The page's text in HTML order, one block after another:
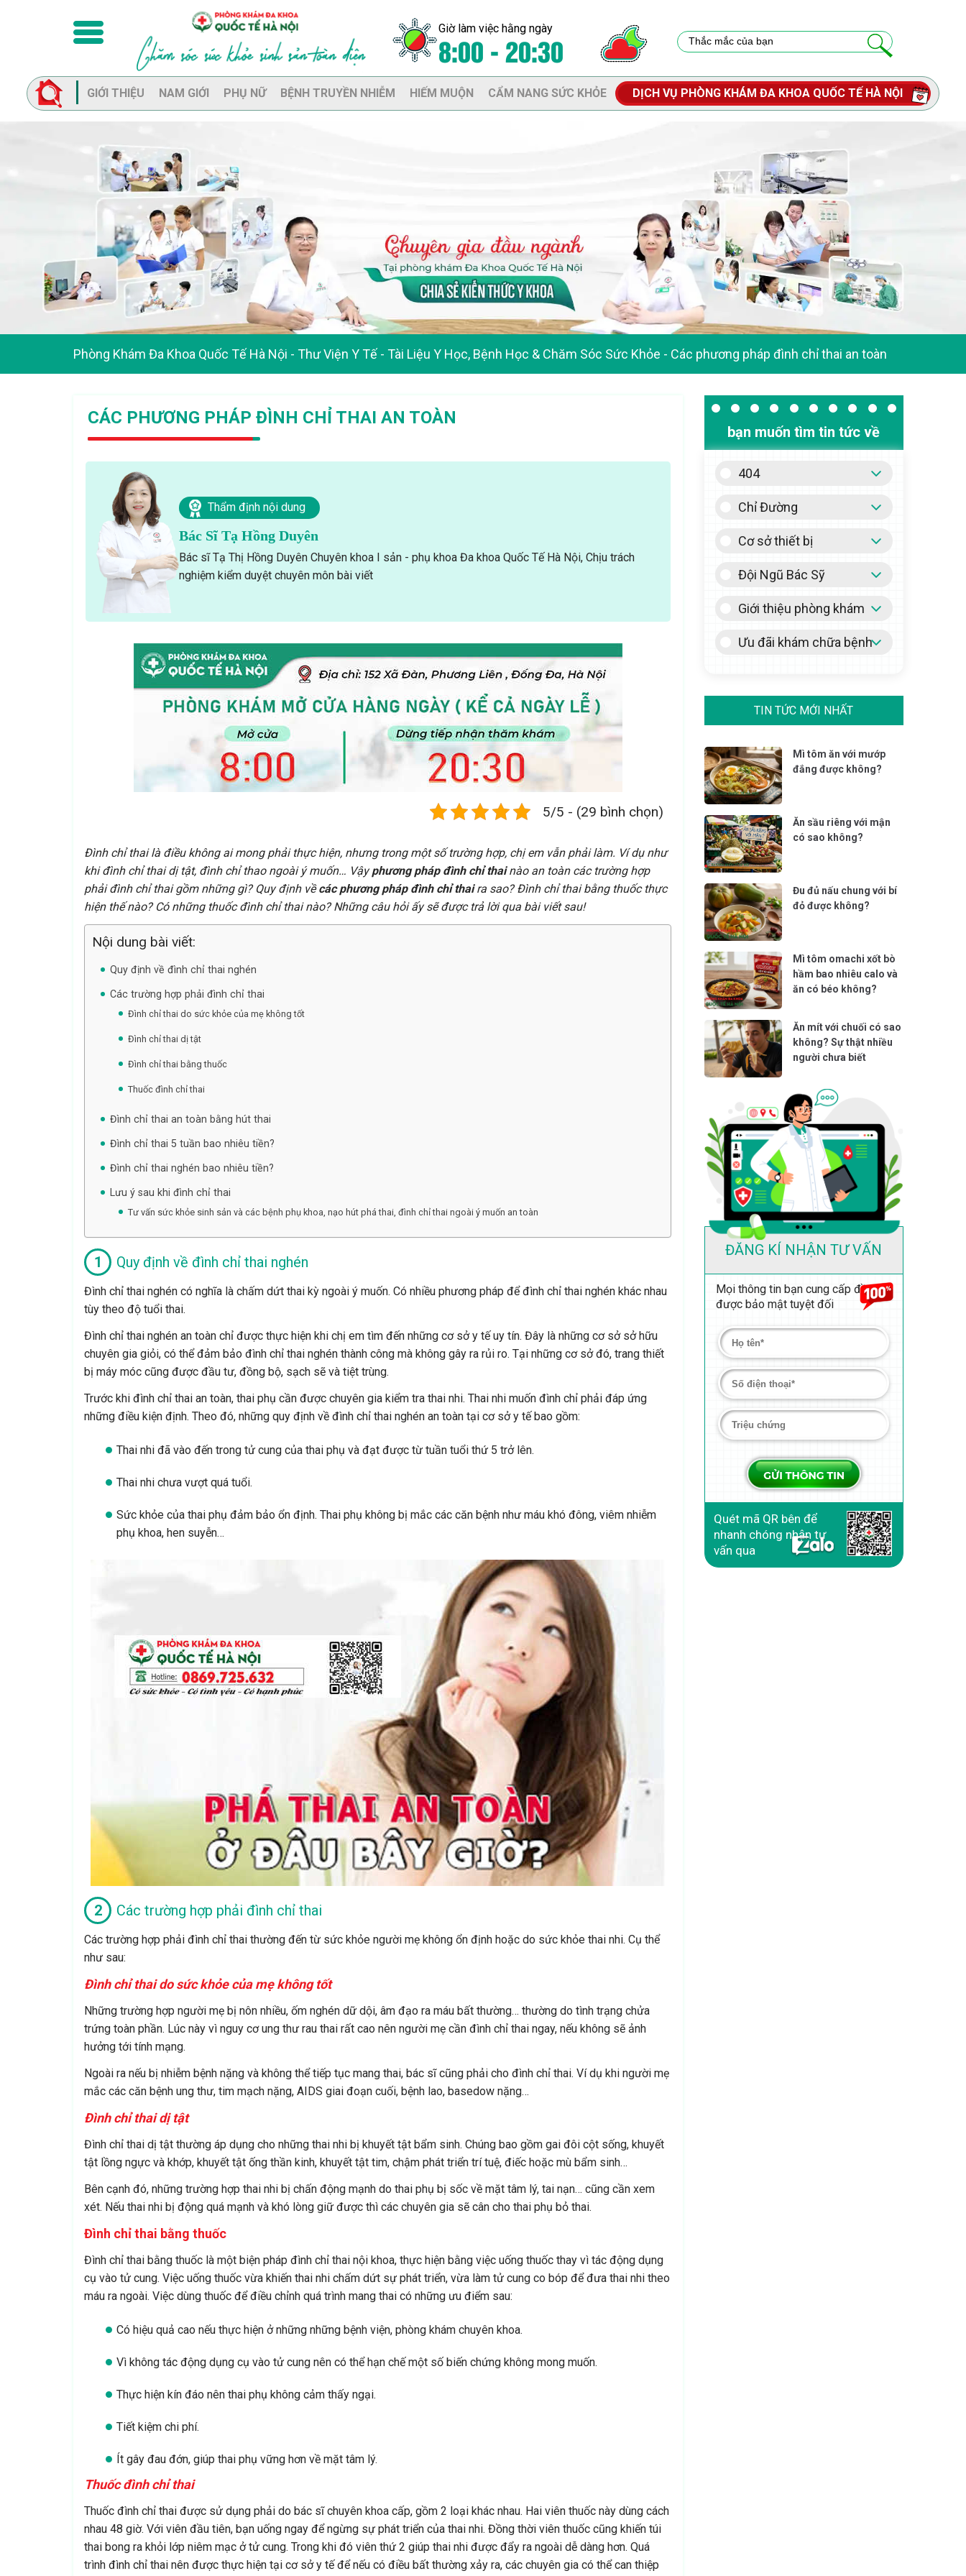
Giờ làm việc hằng ngày
8:00 - 20:30
GIỚI THIỆU NAM GIỚI PHỤ NỮ BỆNH TRUYỀN NHIỄM HIẾM MUỘN CẨM NANG SỨC KHỎE DỊCH VỤ PHÒNG KHÁM ĐA KHOA QUỐC TẾ HÀ NỘI
Phòng Khám Đa Khoa Quốc Tế Hà Nội - Thư Viện Y Tế - Tài Liệu Y Học, Bệnh Học & Chăm Sóc Sức Khỏe - Các phương pháp đình chỉ thai an toàn
CÁC PHƯƠNG PHÁP ĐÌNH CHỈ THAI AN TOÀN
Thẩm định nội dung
Bác Sĩ Tạ Hồng Duyên
Bác sĩ Tạ Thị Hồng Duyên Chuyên khoa I sản - phụ khoa Đa khoa Quốc Tế Hà Nội, Chịu trách
nghiệm kiểm duyệt chuyên môn bài viết
5/5 - (29 bình chọn)
Đình chỉ thai là điều không ai mong phải thực hiện, nhưng trong một số trường hợp, chị em vẫn phải làm. Ví dụ như
khi đình chỉ thai dị tật, đình chỉ thao ngoài ý muốn… Vậyphương pháp đình chỉ thainào an toàn các trường hợp
phải đình chỉ thai gồm những gì? Quy định vềcác phương pháp đình chỉ thaira sao? Đình chỉ thai bằng thuốc thực
hiện thế nào? Có những thuốc đình chỉ thai nào? Những câu hỏi ấy sẽ được trả lời qua bài viết sau!
Nội dung bài viết:
Quy định về đình chỉ thai nghén
Các trường hợp phải đình chỉ thai
Đình chỉ thai do sức khỏe của mẹ không tốt
Đình chỉ thai dị tật
Đình chỉ thai bằng thuốc
Thuốc đình chỉ thai
Đình chỉ thai an toàn bằng hút thai
Đình chỉ thai 5 tuần bao nhiêu tiền?
Đình chỉ thai nghén bao nhiêu tiền?
Lưu ý sau khi đình chỉ thai
Tư vấn sức khỏe sinh sản và các bệnh phụ khoa, nạo hút phá thai, đình chỉ thai ngoài ý muốn an toàn
Quy định về đình chỉ thai nghén
Đình chỉ thai nghén có nghĩa là chấm dứt thai kỳ ngoài ý muốn. Có nhiều phương pháp để đình chỉ thai nghén khác nhau
tùy theo độ tuổi thai.
Đình chỉ thai nghén an toàn chỉ được thực hiện khi chị em tìm đến những cơ sở y tế uy tín. Đây là những cơ sở sở hữu
chuyên gia giỏi, có thể đảm bảo đình chỉ thai nghén thành công mà không gây ra rủi ro. Tại những cơ sở đó, trang thiết
bị máy móc cũng được đầu tư, đồng bộ, sạch sẽ và tiệt trùng.
Trước khi đình chỉ thai an toàn, thai phụ cần được chuyên gia kiểm tra thai nhi. Thai nhi muốn đình chỉ phải đáp ứng
những điều kiện định. Theo đó, những quy định về đình chỉ thai nghén an toàn tại cơ sở y tế bao gồm:
Thai nhi đã vào đến trong tử cung của thai phụ và đạt được từ tuần tuổi thứ 5 trở lên.
Thai nhi chưa vượt quá tuổi.
Sức khỏe của thai phụ đảm bảo ổn định. Thai phụ không bị mắc các căn bệnh như máu khó đông, viêm nhiễm
phụ khoa, hen suyễn…
Các trường hợp phải đình chỉ thai
Các trường hợp phải đình chỉ thai thường đến từ sức khỏe người mẹ không ổn định hoặc do sức khỏe thai nhi. Cụ thể
như sau:
Đình chỉ thai do sức khỏe của mẹ không tốt
Những trường hợp người mẹ bị nôn nhiều, ốm nghén dữ dội, âm đạo ra máu bất thường… thường do tình trạng chửa
trứng toàn phần. Lúc này vì nguy cơ ung thư rau thai rất cao nên người mẹ cần đình chỉ thai ngay, nếu không sẽ ảnh
hưởng tới tính mạng.
Ngoài ra nếu bị nhiễm bệnh nặng và không thể tiếp tục mang thai, bác sĩ cũng phải cho đình chỉ thai. Ví dụ khi người mẹ
mắc các căn bệnh ung thư, tim mạch nặng, AIDS giai đoạn cuối, bệnh lao, basedow nặng…
Đình chỉ thai dị tật
Đình chỉ thai dị tật thường áp dụng cho những thai nhi bị khuyết tật bẩm sinh. Chúng bao gồm gai đôi cột sống, khuyết
tật lồng ngực và khớp, khuyết tật ống thần kinh, khuyết tật tim, chậm phát triển trí tuệ, điếc hoặc mù bẩm sinh…
Bên cạnh đó, những trường hợp thai nhi bị chấn động mạnh do thai phụ bị sốc về mặt tâm lý, tai nạn… cũng cần xem
xét. Nếu thai nhi bị động quá mạnh và khó lòng giữ được thì các chuyên gia sẽ cân cho thai phụ bỏ thai.
Đình chỉ thai bằng thuốc
Đình chỉ thai bằng thuốc là một biện pháp đình chỉ thai nội khoa, thực hiện bằng việc uống thuốc thay vì tác động dụng
cụ vào tử cung. Việc uống thuốc vừa khiến thai nhi chấm dứt sự phát triển, vừa làm tử cung co bóp để đưa thai nhi theo
máu ra ngoài. Việc dùng thuốc để điều chỉnh quá trình mang thai có những ưu điểm sau:
Có hiệu quả cao nếu thực hiện ở những những bệnh viện, phòng khám chuyên khoa.
Vì không tác động dụng cụ vào tử cung nên có thể hạn chế một số biến chứng không mong muốn.
Thực hiện kín đáo nên thai phụ không cảm thấy ngại.
Tiết kiệm chi phí.
Ít gây đau đớn, giúp thai phụ vững hơn về mặt tâm lý.
Thuốc đình chỉ thai
Thuốc đình chỉ thai được sử dụng phải do bác sĩ chuyên khoa cấp, gồm 2 loại khác nhau. Hai viên thuốc này dùng cách
nhau 48 giờ. Với viên đầu tiên, bạn uống ngay để ngừng sự phát triển của thai nhi. Đồng thời viên thuốc cũng khiến túi
thai bong ra khỏi lớp niêm mạc ở tử cung. Trong khi đó viên thứ 2 giúp thai nhi được đẩy ra ngoài dễ dàng hơn. Quá
trình đình chỉ thai nên được thực hiện tại cơ sở y tế để nếu có điều bất thường xảy ra, các chuyên gia có thể can thiệp
bạn muốn tìm tin tức về
404
Chỉ Đường
Cơ sở thiết bị
Đội Ngũ Bác Sỹ
Giới thiệu phòng khám
Ưu đãi khám chữa bệnh
TIN TỨC MỚI NHẤT
Mì tôm ăn với mướp
đắng được không?
Ăn sầu riêng với mận
có sao không?
Đu đủ nấu chung với bí
đỏ được không?
Mì tôm omachi xốt bò
hầm bao nhiêu calo và
ăn có béo không?
Ăn mít với chuối có sao
không? Sự thật nhiều
người chưa biết
ĐĂNG KÍ NHẬN TƯ VẤN
Mọi thông tin bạn cung cấp đều
được bảo mật tuyệt đối
Quét mã QR bên để
nhanh chóng nhận tư
vấn qua